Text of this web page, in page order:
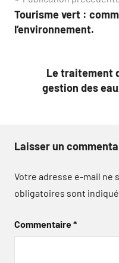
de
Tourisme vert :
l’environnement.
Le traitement
gestion des
Laisser un
Votre adresse e-mail ne
obligatoires sont
Commentaire*